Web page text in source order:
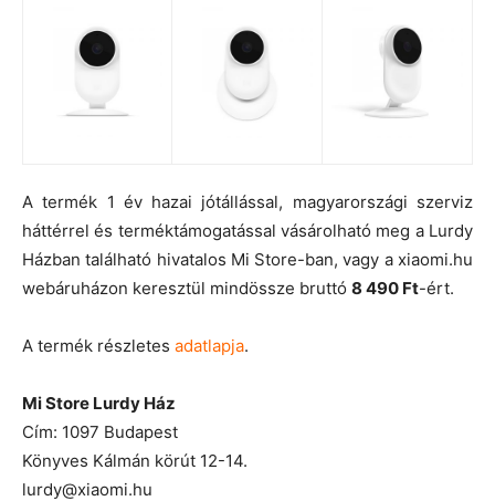
A termék 1 év hazai jótállással, magyarországi szerviz
háttérrel és terméktámogatással vásárolható meg a Lurdy
Házban található hivatalos Mi Store-ban, vagy a xiaomi.hu
webáruházon keresztül mindössze bruttó 8 490 Ft-ért.
A termék részletes adatlapja.
Mi Store Lurdy Ház
Cím: 1097 Budapest
Könyves Kálmán körút 12-14.
lurdy@xiaomi.hu